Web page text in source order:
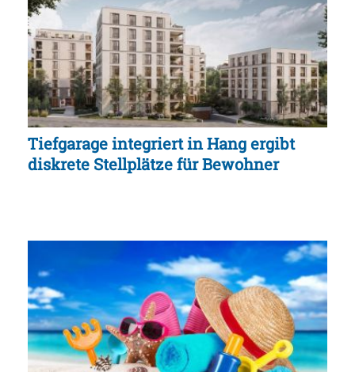
Tiefgarage integriert in Hang ergibt
diskrete Stellplätze für Bewohner